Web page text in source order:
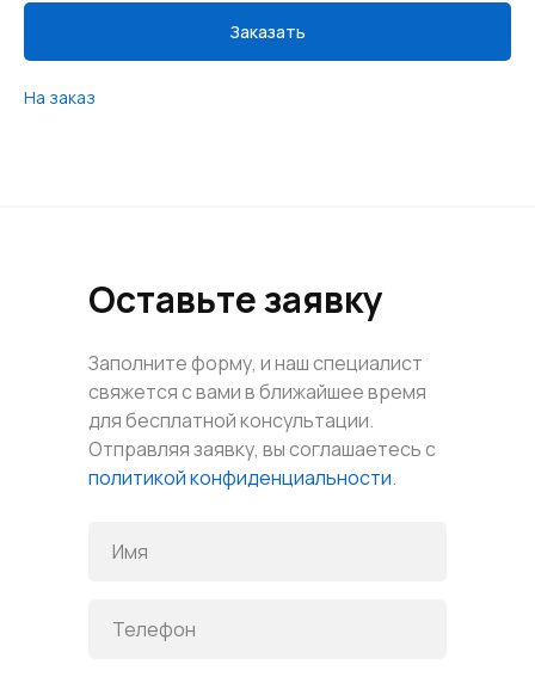
Заказать
На заказ
Оставьте заявку
Заполните форму, и наш специалист
свяжется с вами в ближайшее время
для бесплатной консультации.
Отправляя заявку, вы соглашаетесь с
политикой конфиденциальности.